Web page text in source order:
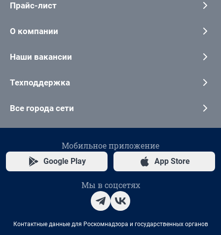
Прайс-лист
О компании
Наши вакансии
Техподдержка
Все города сети
Мобильное приложение
Google Play App Store
Мы в соцсетях
Контактные данные для Роскомнадзора и государственных органов